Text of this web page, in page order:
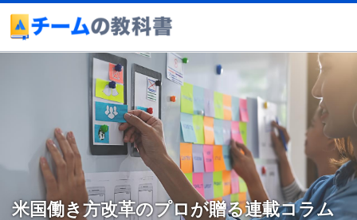
米国働き方改革のプロが贈る連載コラム